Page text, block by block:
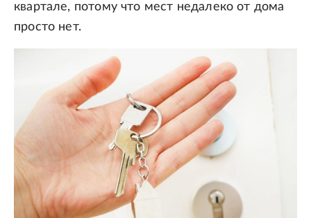
квартале, потому что мест недалеко от дома
просто нет.